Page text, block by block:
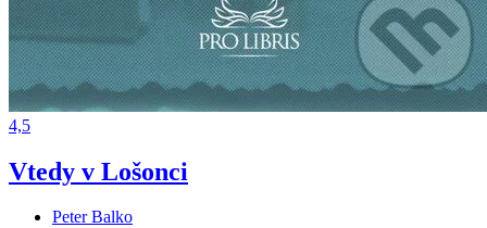
4,5
Vtedy v Lošonci
Peter Balko